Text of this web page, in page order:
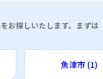
お探しいたします。まずは
魚津市 (1)